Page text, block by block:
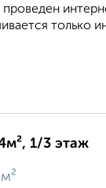
проведен
только
1/3 этаж